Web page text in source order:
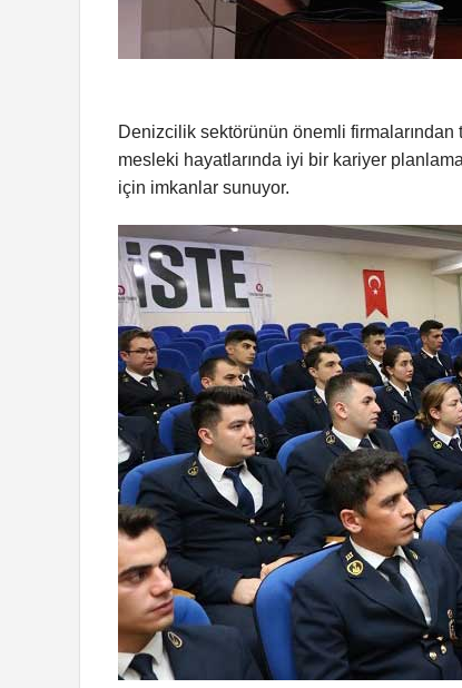
Denizcilik sektörünün önemli
mesleki hayatlarında iyi bir kariyer
için imkanlar sunuyor.